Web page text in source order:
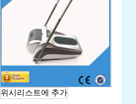
위시리스트에 추가